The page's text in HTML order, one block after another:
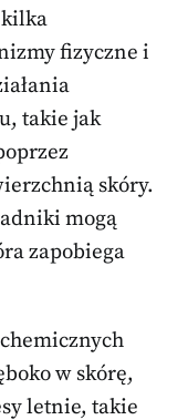
fizyczne i
takie jak
skóry.
mogą
zapobiega
w skórę,
letnie, takie